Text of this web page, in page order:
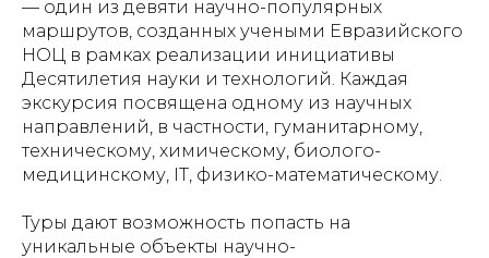
— один из девяти научно-популярных
маршрутов, созданных учеными Евразийского
НОЦ в рамках реализации инициативы
Десятилетия науки и технологий. Каждая
экскурсия посвящена одному из научных
направлений, в частности, гуманитарному,
техническому, химическому, биолого-
медицинскому, IT, физико-математическому.
Туры дают возможность попасть на
уникальные объекты научно-